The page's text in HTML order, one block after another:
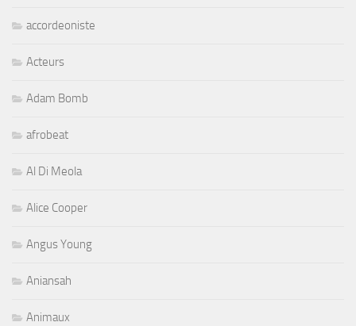
accordeoniste
Acteurs
Adam Bomb
afrobeat
Al Di Meola
Alice Cooper
Angus Young
Aniansah
Animaux